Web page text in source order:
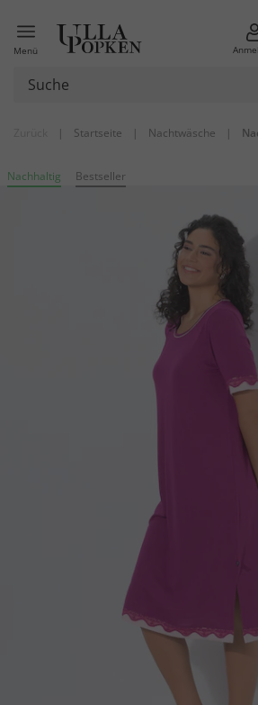
Menü
| Startseite | Nachtwäsche |
Nachhaltig Bestseller